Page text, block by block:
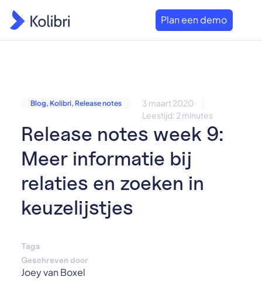
Plan een demo
Blog, Kolibri, Release notes
3 maart 2020
Leestijd: 2 minutes
Release notes week 9:
Meer informatie bij
relaties en zoeken in
keuzelijstjes
Tags
Geschreven door
Joey van Boxel